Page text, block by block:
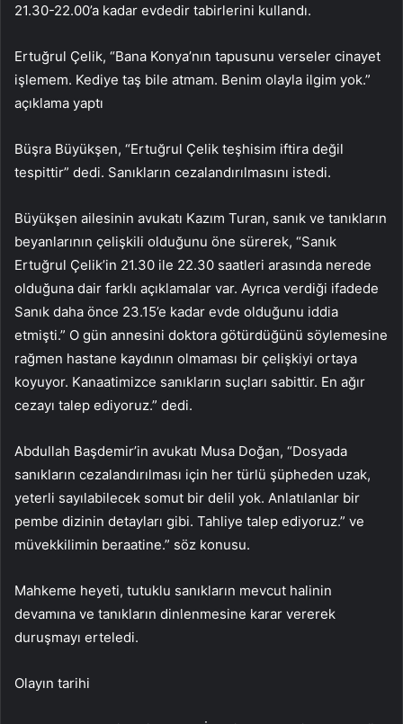
21.30-22.00’a kadar evdedir tabirlerini kullandı.
Ertuğrul Çelik, “Bana Konya’nın tapusunu verseler cinayet
işlemem. Kediye taş bile atmam. Benim olayla ilgim yok.”
açıklama yaptı
Büşra Büyükşen, “Ertuğrul Çelik teşhisim iftira değil
tespittir” dedi. Sanıkların cezalandırılmasını istedi.
Büyükşen ailesinin avukatı Kazım Turan, sanık ve tanıkların
beyanlarının çelişkili olduğunu öne sürerek, “Sanık
Ertuğrul Çelik’in 21.30 ile 22.30 saatleri arasında nerede
olduğuna dair farklı açıklamalar var. Ayrıca verdiği ifadede
Sanık daha önce 23.15’e kadar evde olduğunu iddia
etmişti.” O gün annesini doktora götürdüğünü söylemesine
rağmen hastane kaydının olmaması bir çelişkiyi ortaya
koyuyor. Kanaatimizce sanıkların suçları sabittir. En ağır
cezayı talep ediyoruz.” dedi.
Abdullah Başdemir’in avukatı Musa Doğan, “Dosyada
sanıkların cezalandırılması için her türlü şüpheden uzak,
yeterli sayılabilecek somut bir delil yok. Anlatılanlar bir
pembe dizinin detayları gibi. Tahliye talep ediyoruz.” ve
müvekkilimin beraatine.” söz konusu.
Mahkeme heyeti, tutuklu sanıkların mevcut halinin
devamına ve tanıkların dinlenmesine karar vererek
duruşmayı erteledi.
Olayın tarihi